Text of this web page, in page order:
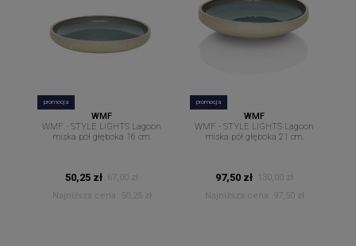
promocja
WMF
WMF - STYLE LIGHTS Lagoon
miska pół głęboka 16 cm.
50,25 zł 67,00 zł
Najniższa cena:
50,25 zł
promocja
WMF
WMF - STYLE LIGHTS Lagoon
miska pół głęboka 21 cm.
97,50 zł
130,00 zł
Najniższa cena:
97,50 zł